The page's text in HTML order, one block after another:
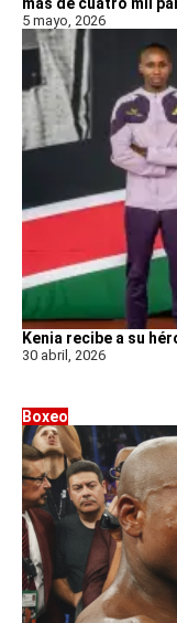
5 mayo, 2026
Kenia recibe a su
30 abril, 2026
Boxeo